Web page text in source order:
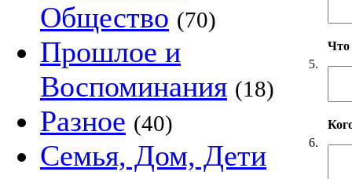
Общество (70)
Прошлое и
Воспоминания (18)
Разное (40)
Семья, Дом, Дети
5.
Что
6.